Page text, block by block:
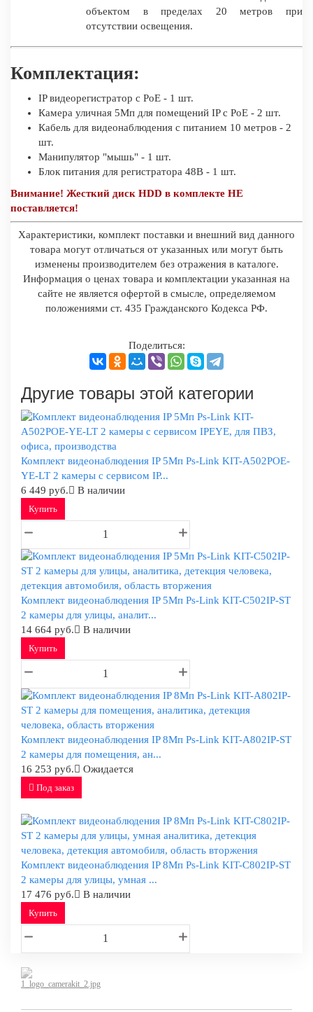
объектом в пределах 20 метров при
отсутствии освещения.
Комплектация:
IP видеорегистратор с PoE - 1 шт.
Камера уличная 5Мп для помещений IP c PoE - 2 шт.
Кабель для видеонаблюдения с питанием 10 метров - 2
шт.
Манипулятор "мышь" - 1 шт.
Блок питания для регистратора 48В - 1 шт.
Внимание! Жесткий диск HDD в комплекте НЕ
поставляется!
Характеристики, комплект поставки и внешний вид данного
товара могут отличаться от указанных или могут быть
изменены производителем без отражения в каталоге.
Информация о ценах товара и комплектации указанная на
сайте не является офертой в смысле, определяемом
положениями ст. 435 Гражданского Кодекса РФ.
Поделиться:
Другие товары этой категории
Комплект видеонаблюдения IP 5Мп Ps-Link KIT-A502POE-
YE-LT 2 камеры с сервисом IP...
6 449 руб.
В наличии
Купить
Комплект видеонаблюдения IP 5Мп Ps-Link KIT-C502IP-ST
2 камеры для улицы, аналит...
14 664 руб.
В наличии
Купить
Комплект видеонаблюдения IP 8Мп Ps-Link KIT-A802IP-ST
2 камеры для помещения, ан...
16 253 руб.
Ожидается
Под заказ
Комплект видеонаблюдения IP 8Мп Ps-Link KIT-C802IP-ST
2 камеры для улицы, умная ...
17 476 руб.
В наличии
Купить